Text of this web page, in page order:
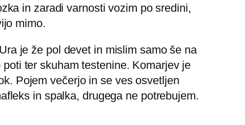
in zaradi varnosti vozim po sredini,
mimo.
je že pol devet in mislim samo še na
ter skuham testenine. Komarjev je
Pojem večerjo in se ves osvetljen
in spalka, drugega ne potrebujem.